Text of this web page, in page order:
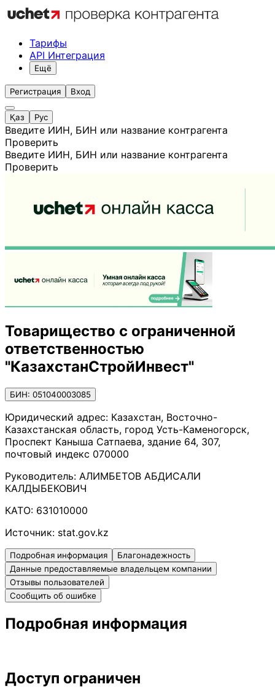
Тарифы
API Интеграция
Ещё
Регистрация Вход
Қаз Рус
Введите ИИН, БИН или название контрагента
Проверить
Введите ИИН, БИН или название контрагента
Проверить
Товарищество с ограниченной
ответственностью
"КазахстанСтройИнвест"
БИН: 051040003085
Юридический адрес: Казахстан, Восточно-
Казахстанская область, город Усть-Каменогорск,
Проспект Каныша Сатпаева, здание 64, 307,
почтовый индекс 070000
Руководитель: АЛИМБЕТОВ АБДИСАЛИ
КАЛДЫБЕКОВИЧ
КАТО: 631010000
Источник: stat.gov.kz
Подробная информация
Благонадежность
Данные предоставляемые владельцем компании
Отзывы пользователей
Сообщить об ошибке
Подробная информация
Доступ ограничен